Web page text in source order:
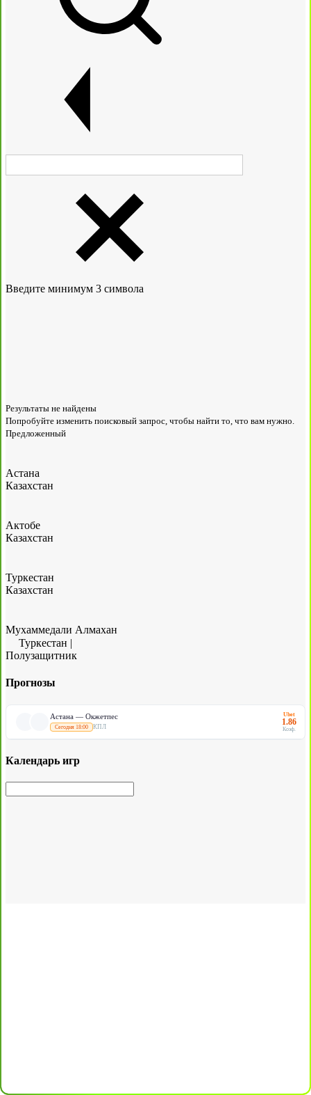
Введите минимум 3 символа
Результаты не найдены
Попробуйте изменить поисковый запрос, чтобы найти то, что вам нужно.
Предложенный
Астана
Казахстан
Актобе
Казахстан
Туркестан
Казахстан
Мухаммедали Алмахан
Туркестан |
Полузащитник
Прогнозы
Астана — Окжетпес
Сегодня 18:00 КПЛ
Ubet
1.86
Коэф.
Календарь игр